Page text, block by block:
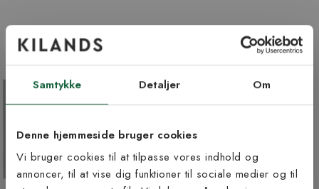
Samtykke Detaljer Om
Denne hjemmeside bruger cookies
Vi bruger cookies til at tilpasse vores indhold og
annoncer, til at vise dig funktioner til sociale medier og til
PASSER INDE & UDE PASSER INDE & UDE